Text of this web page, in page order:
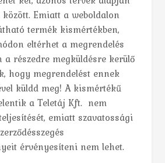
Emiatt a weboldalon
termék kismértékben,
eltérhet a megrendelés
részedre megküldésre kerülő
hogy megrendelést ennek
küldd meg! A kismértékű
a Teletáj Kft. nem
emiatt szavatossági
érvényesíteni nem lehet.